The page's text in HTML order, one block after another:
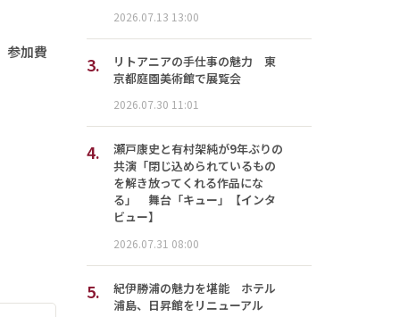
参加費
2026.07.13 13:00
3.
リトアニアの手仕事の魅力 東
京都庭園美術館で展覧会
2026.07.30 11:01
4.
瀬戸康史と有村架純が9年ぶりの
共演「閉じ込められているもの
を解き放ってくれる作品にな
る」 舞台「キュー」【インタ
ビュー】
2026.07.31 08:00
5.
紀伊勝浦の魅力を堪能 ホテル
浦島、日昇館をリニューアル